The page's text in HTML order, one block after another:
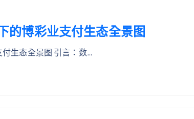
的博彩业支付生态全景图
生态全景图 引言：数…